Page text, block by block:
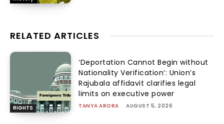
RELATED ARTICLES
RIGHTS
‘Deportation Cannot Begin without
Nationality Verification’: Union’s
Rajubala affidavit clarifies legal
limits on executive power
TANYA ARORA - AUGUST 5, 2026